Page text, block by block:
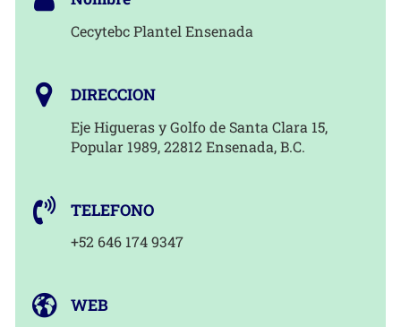
Cecytebc Plantel Ensenada
DIRECCION
Eje Higueras y Golfo de Santa Clara 15,
Popular 1989, 22812 Ensenada, B.C.
TELEFONO
+52 646 174 9347
WEB